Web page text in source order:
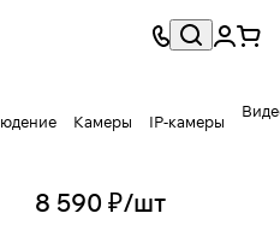
Камеры IP-камеры
8 590 ₽/шт